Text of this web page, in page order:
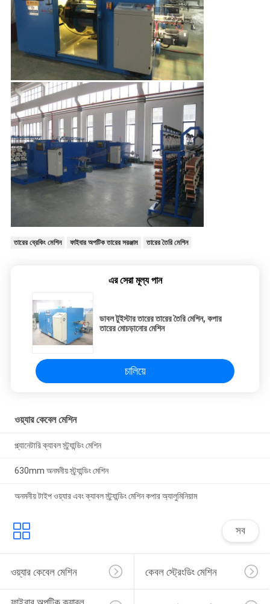
তারের ব্রেকিং মেশিন ফাইবার অপটিক তারের সরঞ্জাম তারের তৈরি মেশিন
এর সেরা মূল্য পান
ডাবল টুইস্টার তারের তারের তৈরি মেশিন, কপার
তারের মোচড়ানোর মেশিন
চালিয়ে
ওয়্যার কেবেল মেশিন
প্ল্যানেটারি ক্যাবল স্ট্র্যান্ডিং মেশিন
630mm অনমনীয় স্ট্র্যান্ডিং মেশিন
অনমনীয় টাইপ ওয়্যার এবং ক্যাবল স্ট্র্যান্ডিং মেশিন কপার অ্যালুমিনিয়াম
সব
ওয়্যার কেবেল মেশিন কেবল স্ট্রেংডিং মেশিন